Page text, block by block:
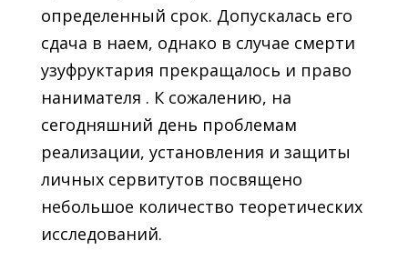
определенный срок. Допускалась его
сдача в наем, однако в случае смерти
узуфруктария прекращалось и право
нанимателя . К сожалению, на
сегодняшний день проблемам
реализации, установления и защиты
личных сервитутов посвящено
небольшое количество теоретических
исследований.